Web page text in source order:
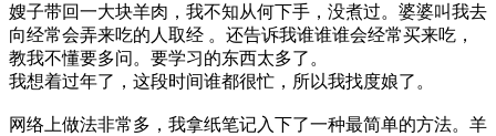
嫂子带回一大块羊肉，我不知从何下手，没煮过。婆婆叫我去
向经常会弄来吃的人取经 。还告诉我谁谁谁会经常买来吃，
教我不懂要多问。要学习的东西太多了。
我想着过年了，这段时间谁都很忙，所以我找度娘了。
网络上做法非常多，我拿纸笔记入下了一种最简单的方法。羊